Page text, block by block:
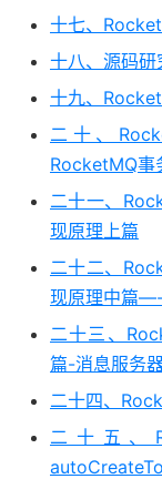
十七、
十八、源码
十九、
二十、
RocketMQ事
二十一、
现原理上篇
二十二、
现原理中篇
二十三、
篇-消息服务
二十四、
二十五、